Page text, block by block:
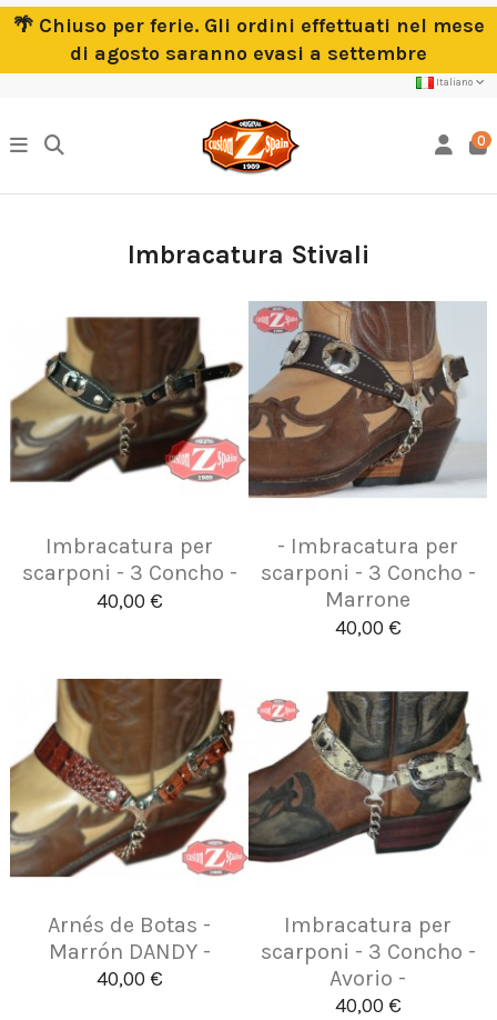
🌴 Chiuso per ferie. Gli ordini effettuati nel mese
di agosto saranno evasi a settembre
Italiano
0
Imbracatura Stivali
Imbracatura Stivali
Imbracatura per
scarponi - 3 Concho -
40,00 €
- Imbracatura per
scarponi - 3 Concho -
Marrone
40,00 €
Arnés de Botas -
Marrón DANDY -
40,00 €
Imbracatura per
scarponi - 3 Concho -
Avorio -
40,00 €